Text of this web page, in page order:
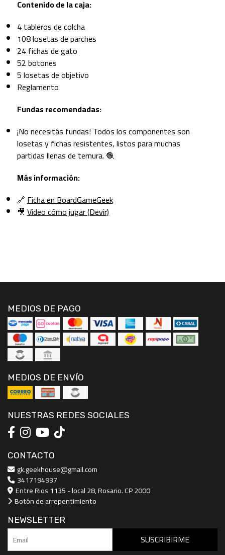
Contenido de la caja:
4 tableros de colcha
108 losetas de parches
24 fichas de gato
52 botones
5 losetas de objetivo
Reglamento
Fundas recomendadas:
¡No necesitás fundas! Todos los componentes son
losetas y fichas resistentes, listos para muchas
partidas llenas de ternura. 🧶
Más información:
🔗Ficha en BoardGameGeek
🎥Video cómo jugar (Devir)
MEDIOS DE PAGO
MEDIOS DE ENVÍO
NUESTRAS REDES SOCIALES
CONTACTO
gk.geekhouse@gmail.com
3417194937
Entre Rios 1135 - local 28, Rosario. CP 2000
Botón de arrepentimiento
NEWSLETTER
SUSCRIBIRME